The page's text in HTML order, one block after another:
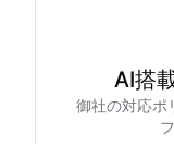
AI搭
御社の対応ポ